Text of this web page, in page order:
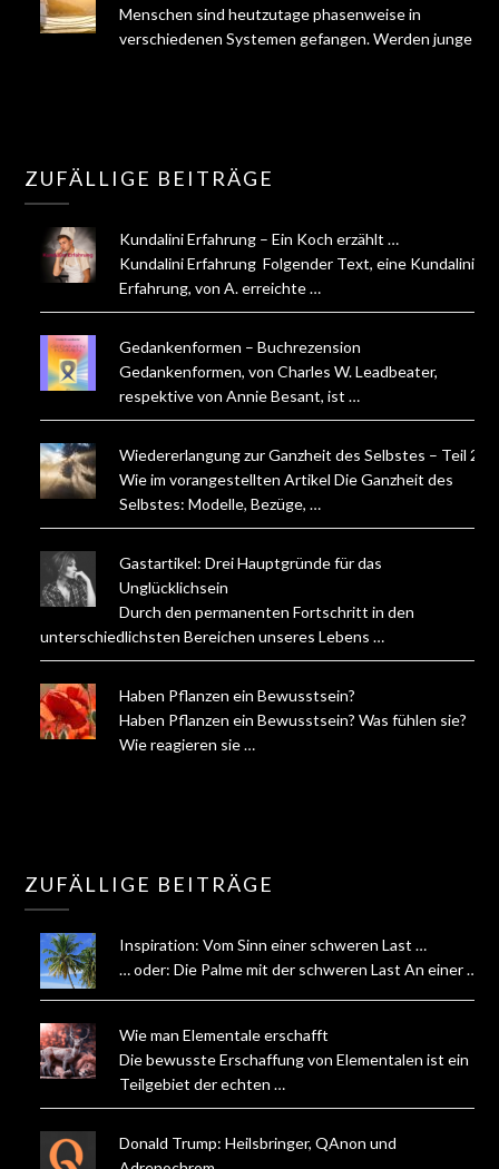
Menschen sind heutzutage phasenweise in
verschiedenen Systemen gefangen. Werden junge …
ZUFÄLLIGE BEITRÄGE
Kundalini Erfahrung – Ein Koch erzählt …
Kundalini Erfahrung Folgender Text, eine Kundalini
Erfahrung, von A. erreichte …
Gedankenformen – Buchrezension
Gedankenformen, von Charles W. Leadbeater,
respektive von Annie Besant, ist …
Wiedererlangung zur Ganzheit des Selbstes – Teil 2
Wie im vorangestellten Artikel Die Ganzheit des
Selbstes: Modelle, Bezüge, …
Gastartikel: Drei Hauptgründe für das
Unglücklichsein
Durch den permanenten Fortschritt in den
unterschiedlichsten Bereichen unseres Lebens …
Haben Pflanzen ein Bewusstsein?
Haben Pflanzen ein Bewusstsein? Was fühlen sie?
Wie reagieren sie …
ZUFÄLLIGE BEITRÄGE
Inspiration: Vom Sinn einer schweren Last …
… oder: Die Palme mit der schweren Last An einer …
Wie man Elementale erschafft
Die bewusste Erschaffung von Elementalen ist ein
Teilgebiet der echten …
Donald Trump: Heilsbringer, QAnon und